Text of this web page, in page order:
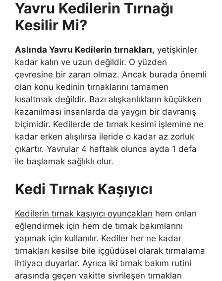
Yavru Kedilerin Tırnağı
Kesilir Mi?
Aslında Yavru Kedilerin tırnakları, yetişkinler
kadar kalın ve uzun değildir. O yüzden
çevresine bir zararı olmaz. Ancak burada önemli
olan konu kedinin tırnaklarını tamamen
kısaltmak değildir. Bazı alışkanlıkların küçükken
kazanılması insanlarda da yaygın bir davranış
biçimidir. Kedilerde de tırnak kesimi işlemine ne
kadar erken alışılırsa ileride o kadar az zorluk
çıkartır. Yavrular 4 haftalık olunca ayda 1 defa
ile başlamak sağlıklı olur.
Kedi Tırnak Kaşıyıcı
Kedilerin tırnak kaşıyıcı oyuncakları hem onları
eğlendirmek için hem de tırnak bakımlarını
yapmak için kullanılır. Kediler her ne kadar
tırnakları kesilse bile içgüdüsel olarak tırmalama
ihtiyacı duyarlar. Ayrıca iki tırnak bakım rutini
arasında geçen vakitte sivrileşen tırnakları